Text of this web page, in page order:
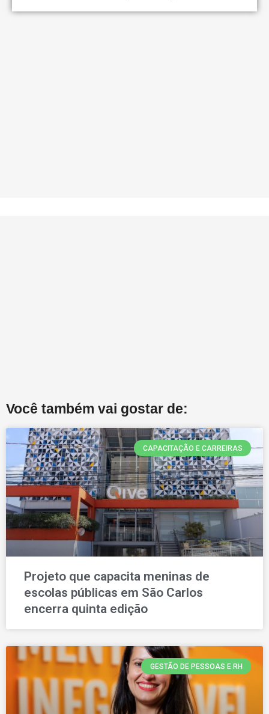
Você também vai gostar de:
CAPACITAÇÃO E CARREIRAS
Projeto que capacita meninas de
escolas públicas em São Carlos
encerra quinta edição
GESTÃO DE PESSOAS E RH